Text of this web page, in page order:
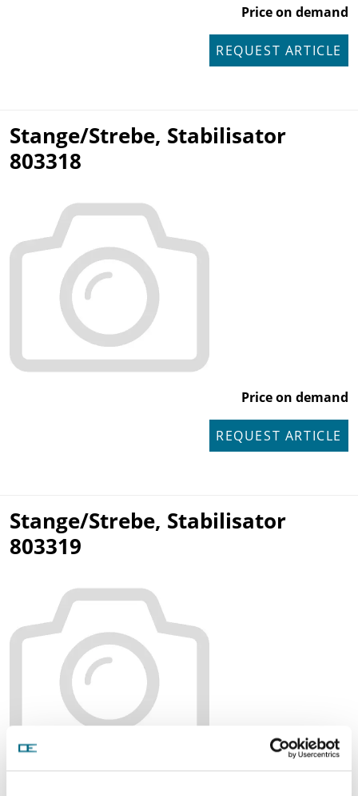
Price on demand
REQUEST ARTICLE
Stange/Strebe, Stabilisator
803318
Price on demand
REQUEST ARTICLE
Stange/Strebe, Stabilisator
803319